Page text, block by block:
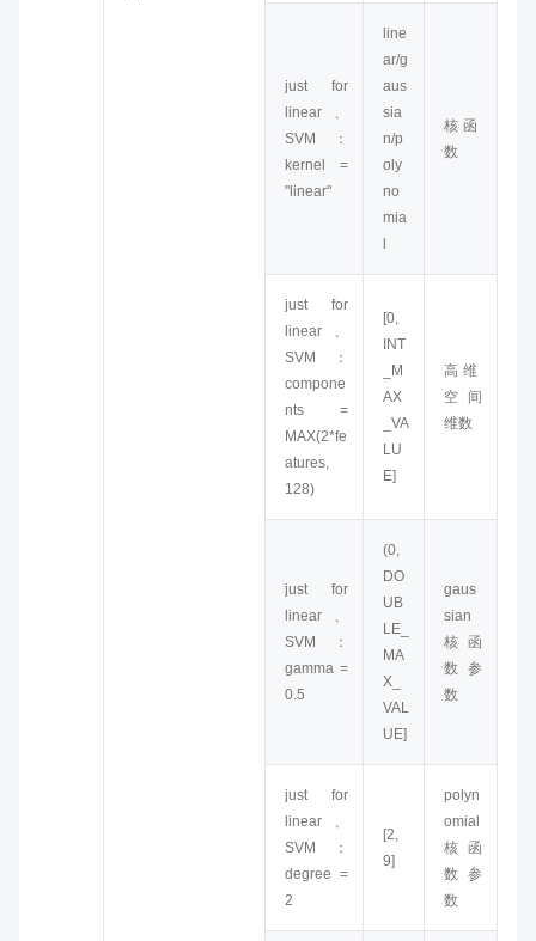
just for
linear、
SVM：
kernel =
"linear"
line
ar/g
aus
sia
n/p
oly
no
mia
核函
数
just for
linear、
SVM：
compone
nts =
MAX(2*fe
atures,
128)
[0,
INT
_M
AX
_VA
LU
E]
高维
空间
维数
just for
linear、
SVM：
gamma =
0.5
(0,
DO
UB
LE_
MA
X_
VAL
UE]
gaus
sian
核函
数参
数
just for
linear、
SVM：
degree =
2
[2,
9]
polyn
omial
核函
数参
数